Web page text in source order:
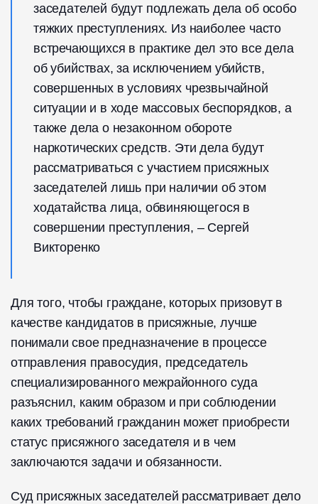
заседателей будут подлежать дела об особо
тяжких преступлениях. Из наиболее часто
встречающихся в практике дел это все дела
об убийствах, за исключением убийств,
совершенных в условиях чрезвычайной
ситуации и в ходе массовых беспорядков, а
также дела о незаконном обороте
наркотических средств. Эти дела будут
рассматриваться с участием присяжных
заседателей лишь при наличии об этом
ходатайства лица, обвиняющегося в
совершении преступления, – Сергей
Викторенко
Для того, чтобы граждане, которых призовут в
качестве кандидатов в присяжные, лучше
понимали свое предназначение в процессе
отправления правосудия, председатель
специализированного межрайонного суда
разъяснил, каким образом и при соблюдении
каких требований гражданин может приобрести
статус присяжного заседателя и в чем
заключаются задачи и обязанности.
Суд присяжных заседателей рассматривает дело